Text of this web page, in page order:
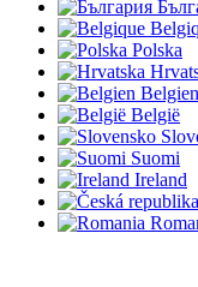
Polska
Belgien
België
Suomi
Ireland